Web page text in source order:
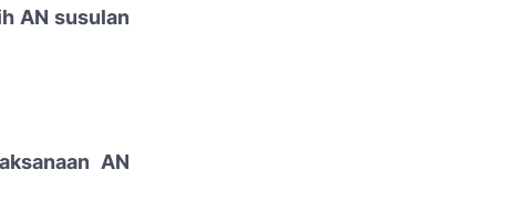
AN susulan
AN